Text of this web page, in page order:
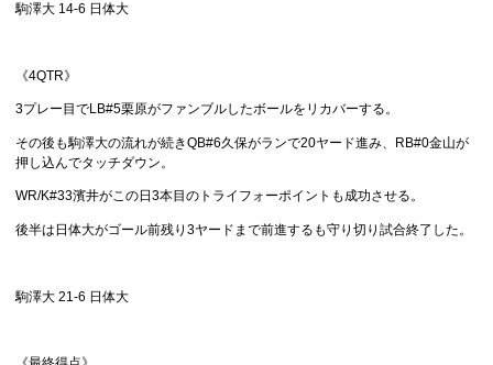
駒澤大 14-6 日体大
《4QTR》
3プレー目でLB#5栗原がファンブルしたボールをリカバーする。
その後も駒澤大の流れが続きQB#6久保がランで20ヤード進み、RB#0金山が
押し込んでタッチダウン。
WR/K#33濱井がこの日3本目のトライフォーポイントも成功させる。
後半は日体大がゴール前残り3ヤードまで前進するも守り切り試合終了した。
駒澤大 21-6 日体大